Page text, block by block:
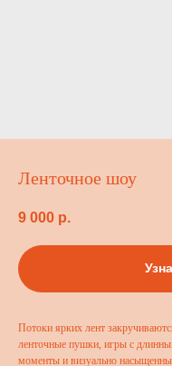
Ленточное шоу
9 000 р.
Потоки ярких лент
ленточные пушки, игры с
моменты и визуально